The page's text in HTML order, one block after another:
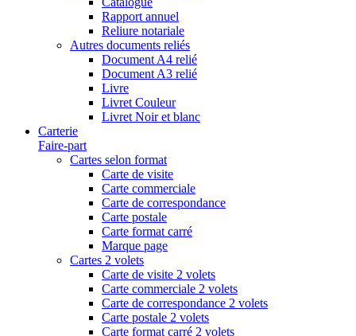
Rapport annuel
Reliure notariale
Autres documents reliés
Document A4 relié
Document A3 relié
Livre
Livret Couleur
Livret Noir et blanc
Carterie
Faire-part
Cartes selon format
Carte de visite
Carte commerciale
Carte de correspondance
Carte postale
Carte format carré
Marque page
Cartes 2 volets
Carte de visite 2 volets
Carte commerciale 2 volets
Carte de correspondance 2 volets
Carte postale 2 volets
Carte format carré 2 volets